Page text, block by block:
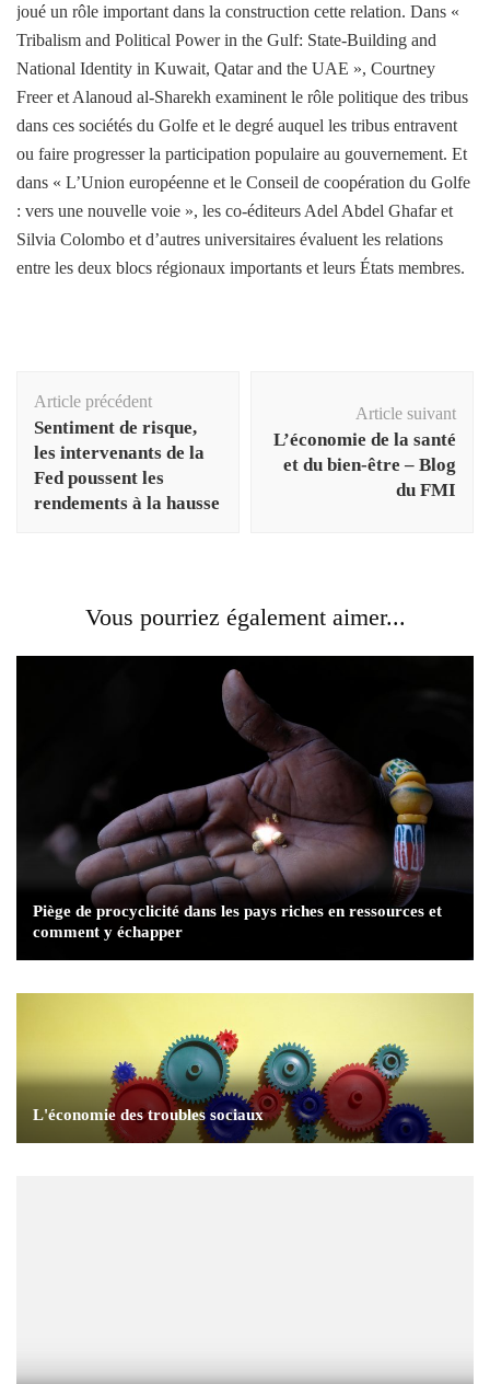
joué un rôle important dans la construction cette relation. Dans «
Tribalism and Political Power in the Gulf: State-Building and
National Identity in Kuwait, Qatar and the UAE », Courtney
Freer et Alanoud al-Sharekh examinent le rôle politique des tribus
dans ces sociétés du Golfe et le degré auquel les tribus entravent
ou faire progresser la participation populaire au gouvernement. Et
dans « L’Union européenne et le Conseil de coopération du Golfe
: vers une nouvelle voie », les co-éditeurs Adel Abdel Ghafar et
Silvia Colombo et d’autres universitaires évaluent les relations
entre les deux blocs régionaux importants et leurs États membres.
d'article
Article précédent
Sentiment de risque,
les intervenants de la
Fed poussent les
rendements à la hausse
Article suivant
L’économie de la santé
et du bien-être – Blog
du FMI
Vous pourriez également aimer...
Piège de procyclicité dans les pays riches en ressources et
comment y échapper
L'économie des troubles sociaux